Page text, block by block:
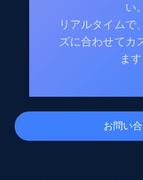
い。
リアルタイムで
ズに合わせてカ
ます
お問い